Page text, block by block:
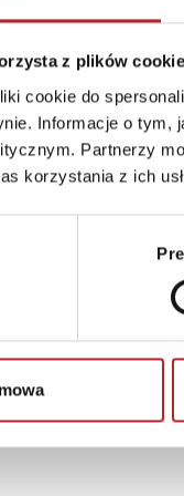
z plików cookie
cookie do
Informacje o tym,
Partnerzy
korzystania z ich